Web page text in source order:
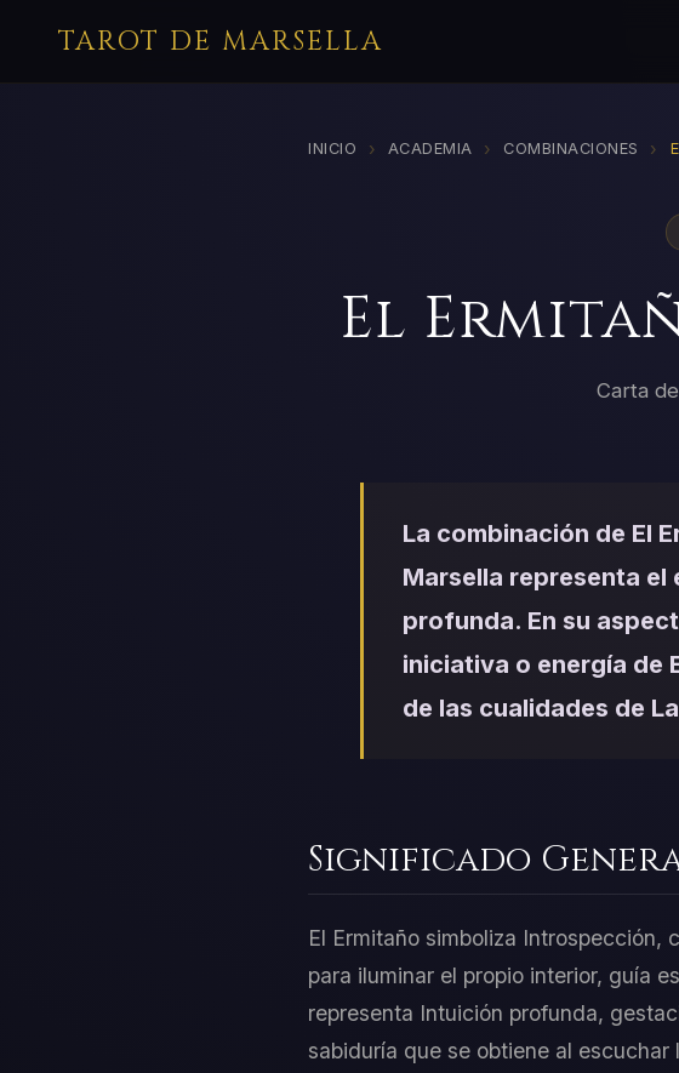
TAROT DE MARSELLA
INICIO › ACADEMIA › COMBINACIONES ›
El
Carta
La combinación de El
Marsella representa
profunda. En su
iniciativa o energía de
de las cualidades de
Significado
El Ermitaño simboliza
para iluminar el propio interior, guía
representa Intuición profunda,
sabiduría que se obtiene al